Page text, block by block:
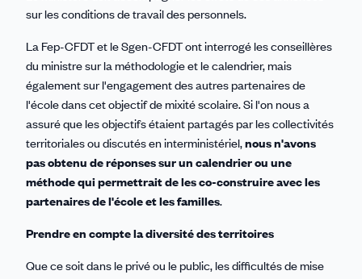
sur les conditions de travail des personnels.
La Fep-CFDT et le Sgen-CFDT ont interrogé les conseillères
du ministre sur la méthodologie et le calendrier, mais
également sur l'engagement des autres partenaires de
l'école dans cet objectif de mixité scolaire. Si l'on nous a
assuré que les objectifs étaient partagés par les collectivités
territoriales ou discutés en interministériel,nous n'avons
pas obtenu de réponses sur un calendrier ou une
méthode qui permettrait de les co-construire avec les
partenaires de l'école et les familles.
Prendre en compte la diversité des territoires
Que ce soit dans le privé ou le public, les difficultés de mise